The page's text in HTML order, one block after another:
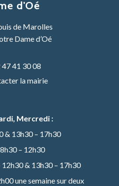
d'Oé
de Marolles
Dame d’Oé
47 41 30 08
la mairie
Mercredi :
& 13h30 – 17h30
8h30 – 12h30
12h30 & 13h30 – 17h30
une semaine sur deux